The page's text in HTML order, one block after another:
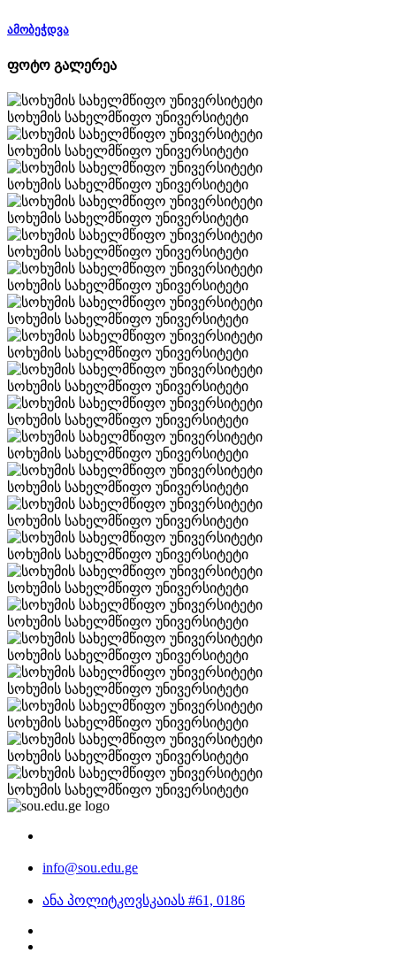
ამობეჭდვა
ფოტო გალერეა
სოხუმის სახელმწიფო უნივერსიტეტი
სოხუმის სახელმწიფო უნივერსიტეტი
სოხუმის სახელმწიფო უნივერსიტეტი
სოხუმის სახელმწიფო უნივერსიტეტი
სოხუმის სახელმწიფო უნივერსიტეტი
სოხუმის სახელმწიფო უნივერსიტეტი
სოხუმის სახელმწიფო უნივერსიტეტი
სოხუმის სახელმწიფო უნივერსიტეტი
სოხუმის სახელმწიფო უნივერსიტეტი
სოხუმის სახელმწიფო უნივერსიტეტი
სოხუმის სახელმწიფო უნივერსიტეტი
სოხუმის სახელმწიფო უნივერსიტეტი
სოხუმის სახელმწიფო უნივერსიტეტი
სოხუმის სახელმწიფო უნივერსიტეტი
სოხუმის სახელმწიფო უნივერსიტეტი
სოხუმის სახელმწიფო უნივერსიტეტი
სოხუმის სახელმწიფო უნივერსიტეტი
სოხუმის სახელმწიფო უნივერსიტეტი
სოხუმის სახელმწიფო უნივერსიტეტი
სოხუმის სახელმწიფო უნივერსიტეტი
სოხუმის სახელმწიფო უნივერსიტეტი
info@sou.edu.ge
ანა პოლიტკოვსკაიას #61, 0186